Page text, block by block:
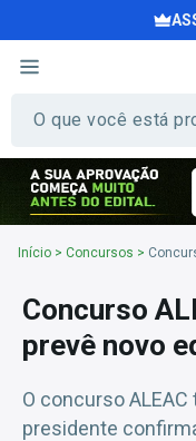
Início > Concursos >
Concurso
prevê novo
O concurso
presidente